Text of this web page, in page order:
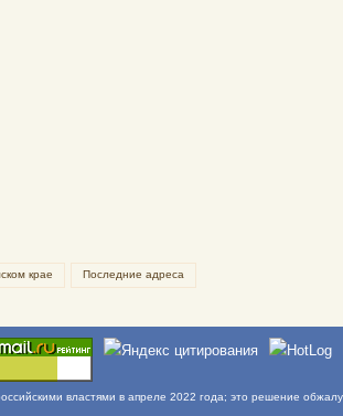
крае Последние адреса
властями в апреле 2022 года; это решение